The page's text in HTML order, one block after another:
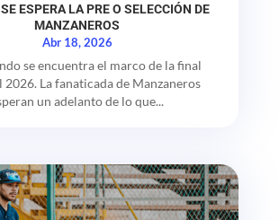
ESPERA LA PRE O SELECCIÓN DE
MANZANEROS
Abr 18, 2026
se encuentra el marco de la final
2026. La fanaticada de Manzaneros
un adelanto de lo que...